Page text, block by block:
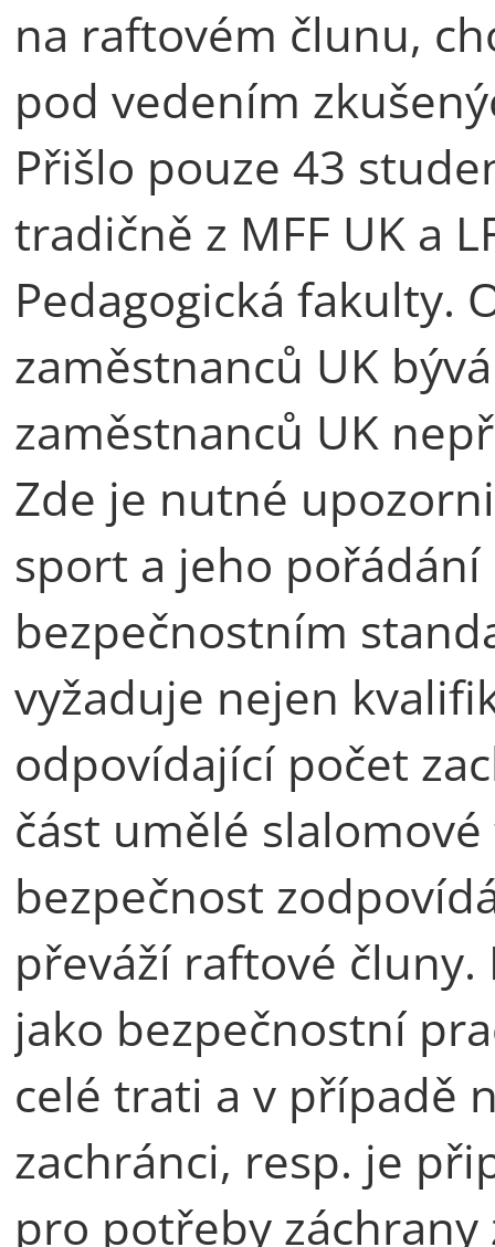
na raftovém člunu,
pod vedením
Přišlo pouze 43
tradičně z MFF UK a
Pedagogická fakulty.
zaměstnanců UK
zaměstnanců UK
Zde je nutné
sport a jeho
bezpečnostním
vyžaduje nejen
odpovídající počet
část umělé
bezpečnost
převáží raftové
jako bezpečnostní
celé trati a v případě
zachránci, resp. je
pro potřeby